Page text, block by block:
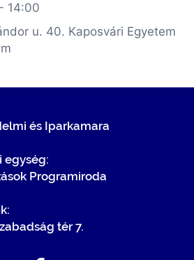
14:00
u. 40. Kaposvári Egyetem
és Iparkamara
egység:
Programiroda
tér 7.